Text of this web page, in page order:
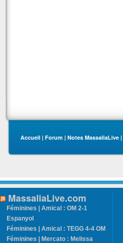
Accueil | Forum | Notes MassaliaLive |
MassaliaLive.com
Féminines | Amical : OM 2-1
Espanyol
Féminines | Amical : TEGG 4-4 OM
Féminines | Mercato : Melissa